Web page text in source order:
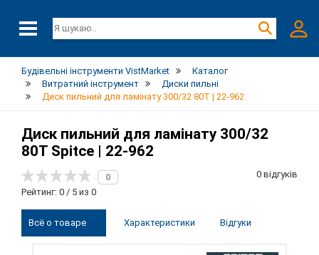
Будівельні інструменти VistMarket
Каталог
Витратний інструмент
Диски пильні
Диск пильний для ламінату 300/32 80T | 22-962
Диск пильний для ламінату 300/32
80T Spitce | 22-962
0
Рейтинг: 0 / 5 из 0
0 відгуків
Всё о товаре Характеристики Відгуки